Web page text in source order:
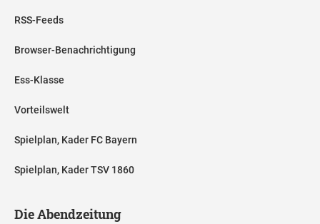
RSS-Feeds
Browser-Benachrichtigung
Ess-Klasse
Vorteilswelt
Spielplan, Kader FC Bayern
Spielplan, Kader TSV 1860
Die Abendzeitung